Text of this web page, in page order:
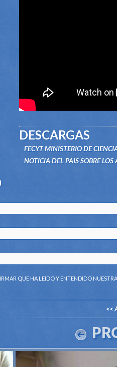
DESCARGAS
FECYT MINISTERIO DE
NOTICIA DEL PAIS SOBRE
QUE HA LEIDO Y ENTENDIDO
<<